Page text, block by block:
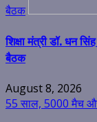
बैठक
शिक्षा मंत्री डॉ. धन
बैठक
August 8, 2026
55 साल, 5000 मैच